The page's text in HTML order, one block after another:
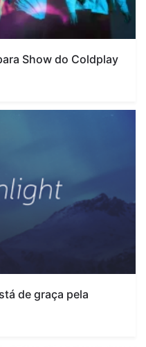
Show do Coldplay
de graça pela